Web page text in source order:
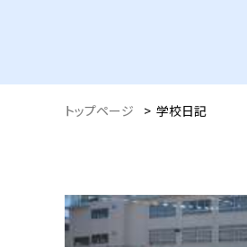
トップページ > 学校日記